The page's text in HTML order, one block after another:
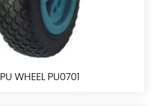
PU WHEEL PU0701